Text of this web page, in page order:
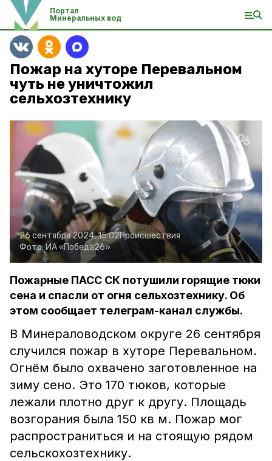
Портал
Минеральных вод
Пожар на хуторе Перевальном
чуть не уничтожил
сельхозтехнику
26 сентября 2024, 15:02Происшествия
Фото: ИА «Победа26»
Пожарные ПАСС СК потушили горящие тюки
сена и спасли от огня сельхозтехнику. Об
этом сообщает телеграм-канал службы.
В Минераловодском округе 26 сентября
случился пожар в хуторе Перевальном.
Огнём было охвачено заготовленное на
зиму сено. Это 170 тюков, которые
лежали плотно друг к другу. Площадь
возгорания была 150 кв м. Пожар мог
распространиться и на стоящую рядом
сельскохозтехнику.